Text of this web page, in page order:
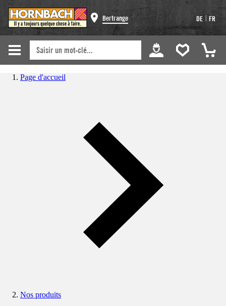
Bertrange DE | FR
Page d'accueil
Nos produits